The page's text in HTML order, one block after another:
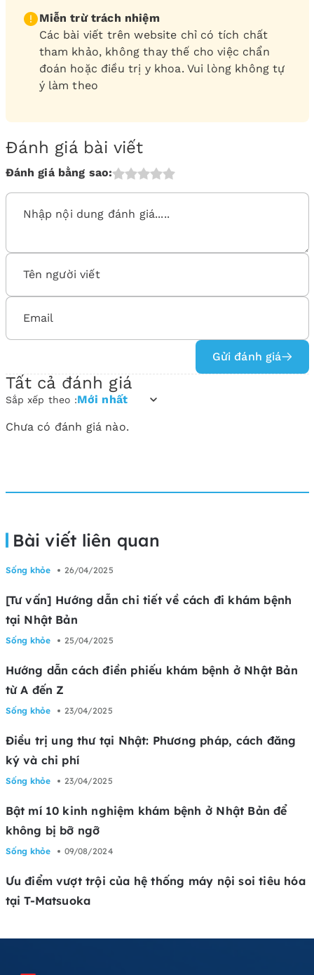
Miễn trừ trách nhiệm
Các bài viết trên website chỉ có tích chất
tham khảo, không thay thế cho việc chẩn
đoán hoặc điều trị y khoa. Vui lòng không tự
ý làm theo
Đánh giá bài viết
Đánh giá bằng sao:
Gửi đánh giá
Tất cả đánh giá
Sắp xếp theo :Mới nhất
Chưa có đánh giá nào.
Bài viết liên quan
Sống khỏe 26/04/2025
[Tư vấn] Hướng dẫn chi tiết về cách đi khám bệnh
tại Nhật Bản
Sống khỏe 25/04/2025
Hướng dẫn cách điền phiếu khám bệnh ở Nhật Bản
từ A đến Z
Sống khỏe 23/04/2025
Điều trị ung thư tại Nhật: Phương pháp, cách đăng
ký và chi phí
Sống khỏe 23/04/2025
Bật mí 10 kinh nghiệm khám bệnh ở Nhật Bản để
không bị bỡ ngỡ
Sống khỏe 09/08/2024
Ưu điểm vượt trội của hệ thống máy nội soi tiêu hóa
tại T-Matsuoka